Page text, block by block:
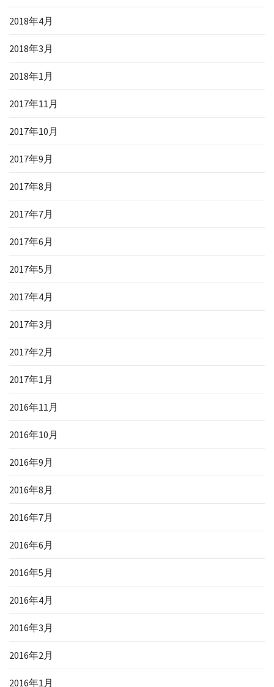
2018年4月
2018年3月
2018年1月
2017年11月
2017年10月
2017年9月
2017年8月
2017年7月
2017年6月
2017年5月
2017年4月
2017年3月
2017年2月
2017年1月
2016年11月
2016年10月
2016年9月
2016年8月
2016年7月
2016年6月
2016年5月
2016年4月
2016年3月
2016年2月
2016年1月